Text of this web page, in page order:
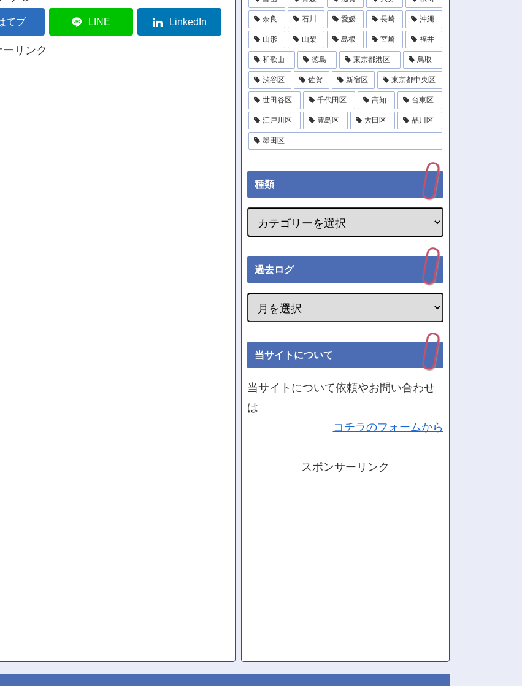
てブ LINE LinkedIn
リンク
奈良 石川 愛媛 長崎 沖縄
山形 山梨 島根 宮崎 福井
和歌山 徳島 東京都港区 鳥取
渋谷区 佐賀 新宿区 東京都中央区
世田谷区 千代田区 高知 台東区
江戸川区 豊島区 大田区 品川区
墨田区
種類
過去ログ
当サイトについて
当サイトについて依頼やお問い合わせ
は
コチラのフォームから
スポンサーリンク